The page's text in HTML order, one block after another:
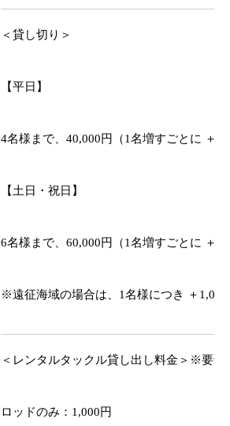
＜貸し切り＞
【平日】
4名様まで、40,000円（1名増すごとに ＋
【土日・祝日】
6名様まで、60,000円（1名増すごとに ＋
※遠征海域の場合は、1名様につき ＋1,000
＜レンタルタックル貸し出し料金＞※要
ロッドのみ：1,000円